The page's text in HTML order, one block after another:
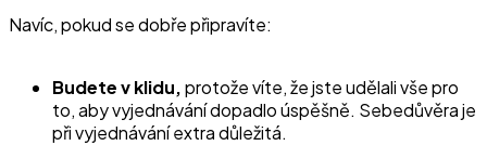
Navíc, pokud se dobře připravíte:
Budete v klidu,protože víte, že jste udělali vše pro
to, aby vyjednávání dopadlo úspěšně. Sebedůvěra je
při vyjednávání extra důležitá.